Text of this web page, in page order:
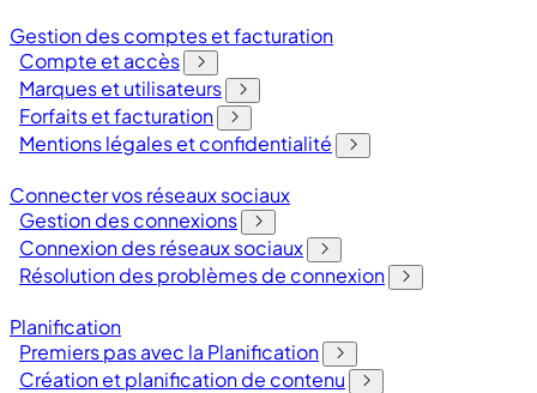
Gestion des comptes et facturation
Compte et accès
Marques et utilisateurs
Forfaits et facturation
Mentions légales et confidentialité
Connecter vos réseaux sociaux
Gestion des connexions
Connexion des réseaux sociaux
Résolution des problèmes de connexion
Planification
Premiers pas avec la Planification
Création et planification de contenu